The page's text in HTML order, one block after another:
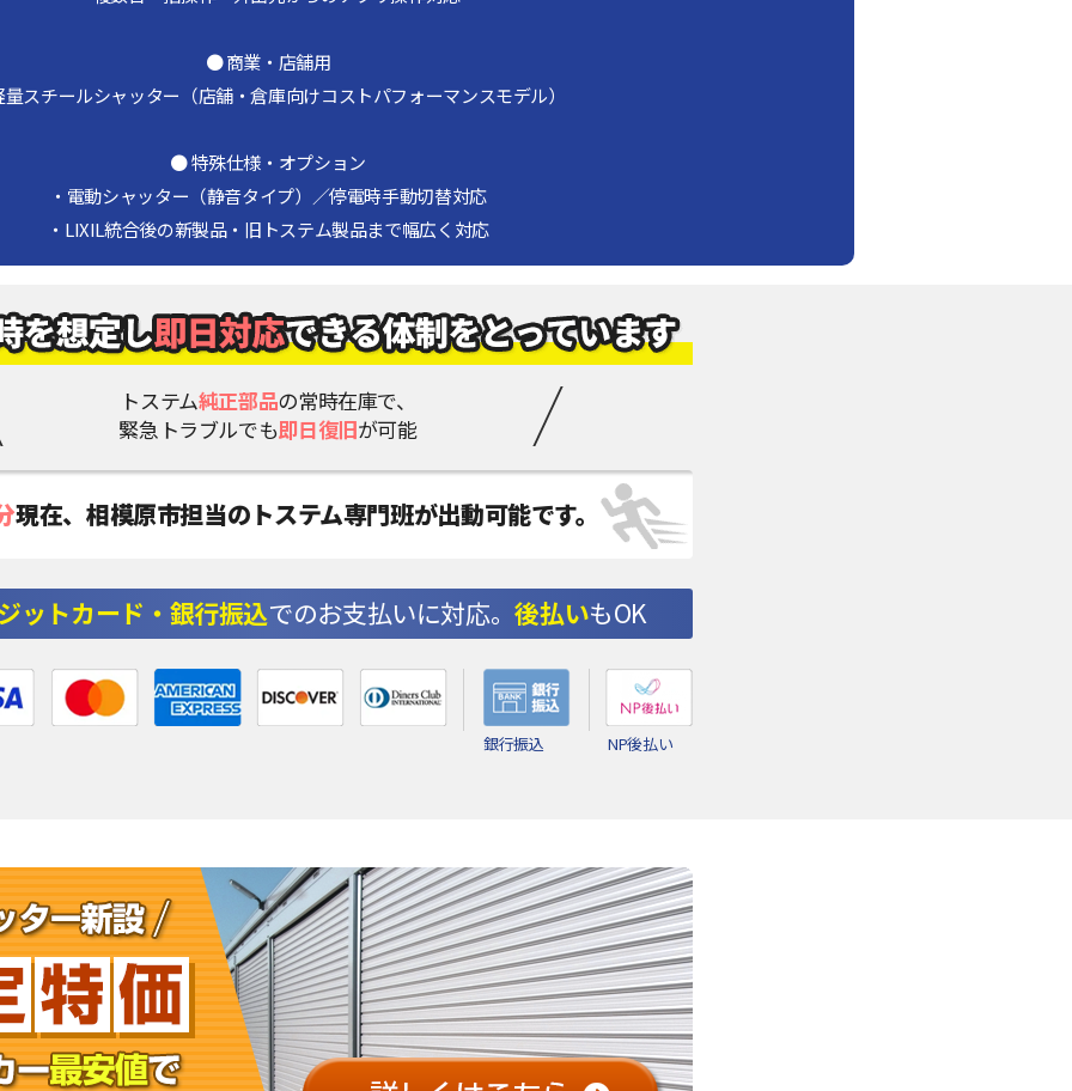
● 商業・店舗用
量スチールシャッター（店舗・倉庫向けコストパフォーマンスモデル）
● 特殊仕様・オプション
・電動シャッター（静音タイプ）／停電時手動切替対応
・LIXIL統合後の新製品・旧トステム製品まで幅広く対応
トステム純正部品の常時在庫で、
緊急トラブルでも即日復旧が可能
現在、 相模原市担当のトステム専門班が出動可能です。
ットカード・銀行振込でのお支払いに対応。後払いもOK
銀行振込 NP後払い